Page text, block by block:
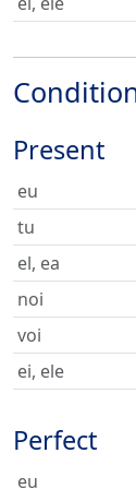
Present
eu
tu
el, ea
noi
voi
ei, ele
Perfect
eu